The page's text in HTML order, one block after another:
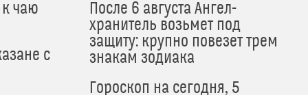
чаю
с
После 6 августа Ангел-
хранитель возьмет под
защиту: крупно повезет трем
знакам зодиака
Гороскоп на сегодня, 5